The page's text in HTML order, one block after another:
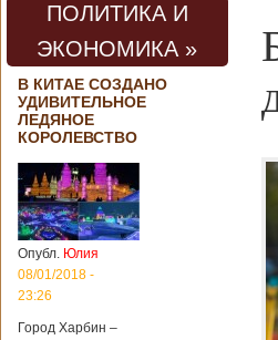
ПОЛИТИКА И
ЭКОНОМИКА »
В КИТАЕ СОЗДАНО
УДИВИТЕЛЬНОЕ
ЛЕДЯНОЕ
КОРОЛЕВСТВО
Опубл. Юлия
08/01/2018 -
23:26
Город Харбин –